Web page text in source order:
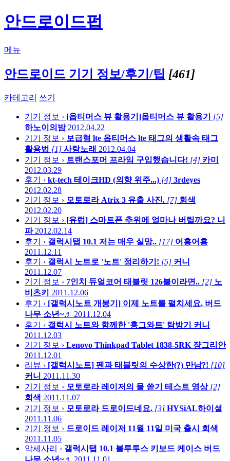
안드로이드펍
메뉴
안드로이드 기기 정보/후기/팁 [461]
카테고리 쓰기
기기 정보 › [옵티머스 뷰 활용기]옵티머스 뷰 활용기
[5]
하노이의밤 2012.04.22
기기 정보 › 보급형 lte 옵티머스 lte 태그의 생활속 태그
활용법 [1] 사랑노래 2012.04.04
기기 정보 › 트랜스포머 프라임 구입했습니다! [4] 카미
2012.03.29
후기 › kt-tech 테이크HD (외향 위주...) [4] 3rdeyes
2012.02.28
기기 정보 › 모토로라 Atrix 3 유출 사진. [7] 회색
2012.02.20
기기 정보 › [유럽] 스마트폰 추위에 얼마나 버틸까요? 니
파 2012.02.14
후기 › 갤럭시탭 10.1 저는 매우 실망.. [17] 어흥어흥
2011.12.11
후기 › 갤럭시 노트로 '노트' 정리하기! [5] 커니
2011.12.07
기기 정보 › 7인치 듀얼코어 태블릿 126불이라면.. [2] 노
비츠키
2011.12.06
후기 › [갤럭시노트 개봉기] 이제 노트를 펼치세요. 버드
나무 소년~♬
2011.12.04
후기 › 갤럭시 노트와 함께한 '홍그와트' 탐방기
커니
2011.12.03
기기 정보 › Lenovo Thinkpad Tablet 1838-5RK 쟝그리안
2011.12.01
리뷰 › [갤럭시노트] 펜과 태블릿의 수상한(?) 만남?! [10]
커니 2011.11.30
기기 정보 › 모토로라 레이저의 물 쏟기 테스트 영상 [2]
회색 2011.11.07
기기 정보 › 모토로라 드로이드네요. [3] HYSiAL하이셜
2011.11.06
기기 정보 › 드로이드 레이저 11월 11일 미국 출시
회색
2011.11.05
악세사리 › 갤럭시탭 10.1 블루투스 키보드 케이스 버드
나무 소년~♬
2011.11.01